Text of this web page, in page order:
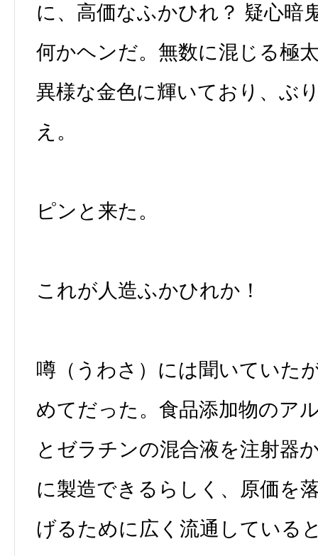
に、高価なふかひれ？ 疑心暗
何かヘンだ。無数に混じる極
異様な金色に輝いており、ぶ
え。
ピンと来た。
これが人造ふかひれか！
噂（うわさ）には聞いていた
めてだった。食品添加物のア
とゼラチンの混合液を注射器
に製造できるらしく、原価を
げるために広く流通している